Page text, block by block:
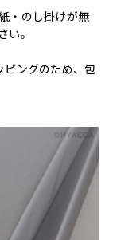
・のし掛けが無
。
ングのため、包